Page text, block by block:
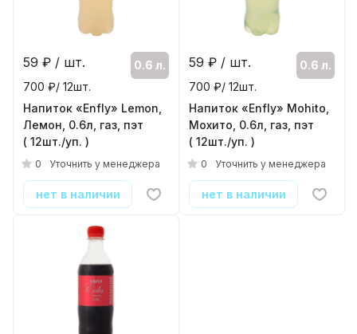
59 ₽ / шт.
0.6 л.
700 ₽/ 12шт.
Напиток «Enfly» Lemon,
Лемон, 0.6л, газ, пэт
( 12шт./уп. )
0 Уточнить у менеджера
нет в наличии
59 ₽ / шт.
0.6 л.
700 ₽/ 12шт.
Напиток «Enfly» Mohito,
Мохито, 0.6л, газ, пэт
( 12шт./уп. )
0 Уточнить у менеджера
нет в наличии